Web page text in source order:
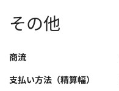
その他
商流
支払い方法（精算幅）